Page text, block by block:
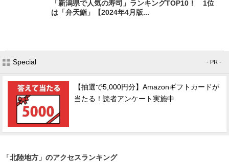
「新潟県で人気の寿司」ランキングTOP10！ 1位
は「弁天鮨」【2024年4月版...
Special - PR -
【抽選で5,000円分】Amazonギフトカードが
当たる！読者アンケート実施中
「北陸地方」のアクセスランキング